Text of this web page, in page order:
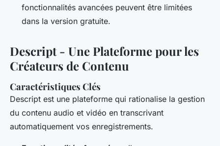
fonctionnalités avancées peuvent être limitées
dans la version gratuite.
Descript - Une Plateforme pour les
Créateurs de Contenu
Caractéristiques Clés
Descript est une plateforme qui rationalise la gestion
du contenu audio et vidéo en transcrivant
automatiquement vos enregistrements.